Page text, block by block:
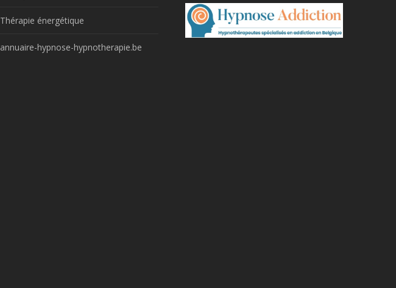
Thérapie énergétique
annuaire-hypnose-hypnotherapie.be